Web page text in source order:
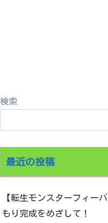
検索
最近の投稿
【転生モンスターフィー
もり完成をめざして！